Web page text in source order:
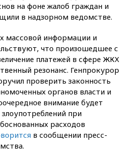
на фоне жалоб граждан и
в надзорном ведомстве.
массовой информации и
что произошедшее с
платежей в сфере ЖКХ
резонанс. Генпрокурор
проверить законность
органов власти и
внимание будет
при
расходов
в сообщении пресс-